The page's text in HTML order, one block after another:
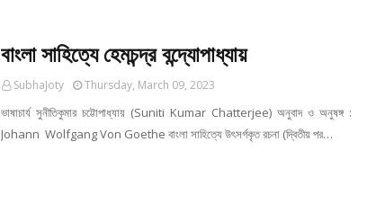
বাংলা সাহিত্যে হেমচন্দ্র বন্দ্যোপাধ্যায়
SubhaJoty Thursday, March 09, 2023
ভাষাচার্য সুনীতিকুমার চট্টোপাধ্যায় (Suniti Kumar Chatterjee) অনুবাদ ও অনুষঙ্গ :
Johann Wolfgang Von Goethe বাংলা সাহিত্যে উৎসর্গকৃত রচনা (দ্বিতীয় পর…